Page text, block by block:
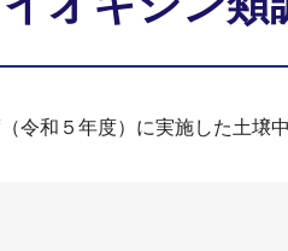
令和５年度）に実施した土壌